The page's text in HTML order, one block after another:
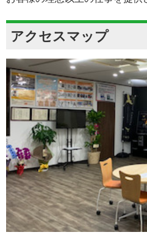
アクセスマップ